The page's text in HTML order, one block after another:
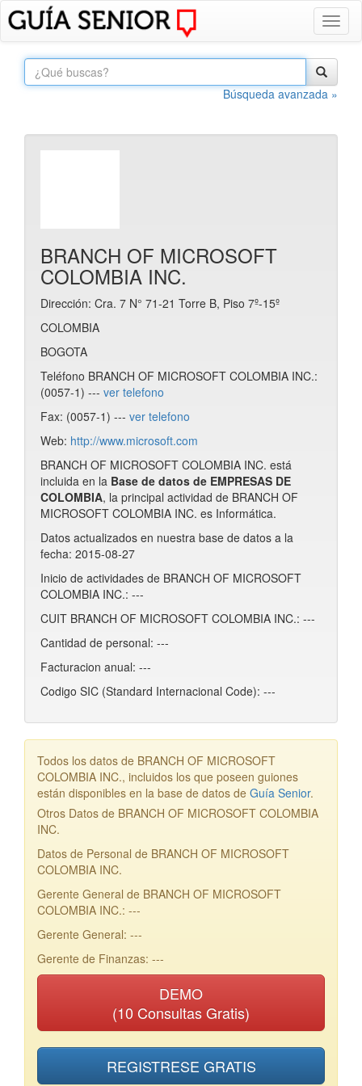
Búsqueda avanzada »
BRANCH OF MICROSOFT
COLOMBIA INC.
Dirección: Cra. 7 N° 71-21 Torre B, Piso 7º-15º
COLOMBIA
BOGOTA
Teléfono BRANCH OF MICROSOFT COLOMBIA INC.:
(0057-1) --- ver telefono
Fax: (0057-1) --- ver telefono
Web: http://www.microsoft.com
BRANCH OF MICROSOFT COLOMBIA INC. está
incluida en la Base de datos de EMPRESAS DE
COLOMBIA, la principal actividad de BRANCH OF
MICROSOFT COLOMBIA INC. es Informática.
Datos actualizados en nuestra base de datos a la
fecha: 2015-08-27
Inicio de actividades de BRANCH OF MICROSOFT
COLOMBIA INC.: ---
CUIT BRANCH OF MICROSOFT COLOMBIA INC.: ---
Cantidad de personal: ---
Facturacion anual: ---
Codigo SIC (Standard Internacional Code): ---
Todos los datos de BRANCH OF MICROSOFT
COLOMBIA INC., incluidos los que poseen guiones
están disponibles en la base de datos de Guía Senior.
Otros Datos de BRANCH OF MICROSOFT COLOMBIA
INC.
Datos de Personal de BRANCH OF MICROSOFT
COLOMBIA INC.
Gerente General de BRANCH OF MICROSOFT
COLOMBIA INC.: ---
Gerente General: ---
Gerente de Finanzas: ---
DEMO
(10 Consultas Gratis)
REGISTRESE GRATIS